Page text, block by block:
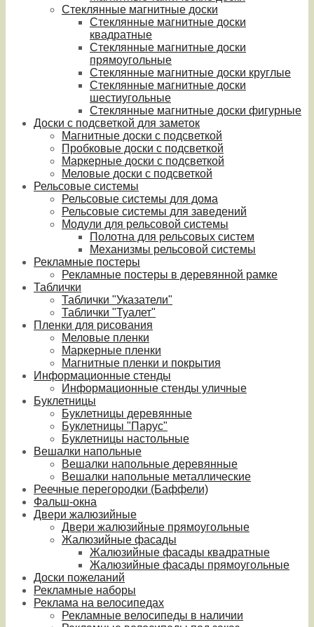
Стеклянные магнитные доски
Стеклянные магнитные доски
квадратные
Стеклянные магнитные доски
прямоугольные
Стеклянные магнитные доски круглые
Стеклянные магнитные доски
шестиугольные
Стеклянные магнитные доски фигурные
Доски с подсветкой для заметок
Магнитные доски с подсветкой
Пробковые доски с подсветкой
Маркерные доски с подсветкой
Меловые доски с подсветкой
Рельсовые системы
Рельсовые системы для дома
Рельсовые системы для заведений
Модули для рельсовой системы
Полотна для рельсовых систем
Механизмы рельсовой системы
Рекламные постеры
Рекламные постеры в деревянной рамке
Таблички
Таблички "Указатели"
Таблички "Туалет"
Пленки для рисования
Меловые пленки
Маркерные пленки
Магнитные пленки и покрытия
Информационные стенды
Информационные стенды уличные
Буклетницы
Буклетницы деревянные
Буклетницы "Парус"
Буклетницы настольные
Вешалки напольные
Вешалки напольные деревянные
Вешалки напольные металлические
Реечные перегородки (Баффели)
Фальш-окна
Двери жалюзийные
Двери жалюзийные прямоугольные
Жалюзийные фасады
Жалюзийные фасады квадратные
Жалюзийные фасады прямоугольные
Доски пожеланий
Рекламные наборы
Реклама на велосипедах
Рекламные велосипеды в наличии